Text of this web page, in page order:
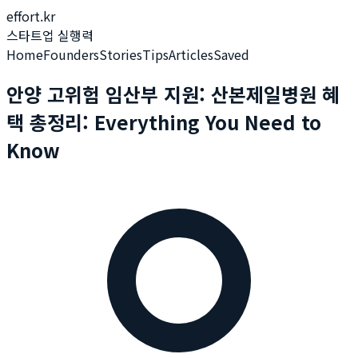
effort.kr
스타트업 실행력
HomeFoundersStoriesTipsArticlesSaved
안양 고위험 임산부 지원: 산본제일병원 혜
택 총정리: Everything You Need to
Know